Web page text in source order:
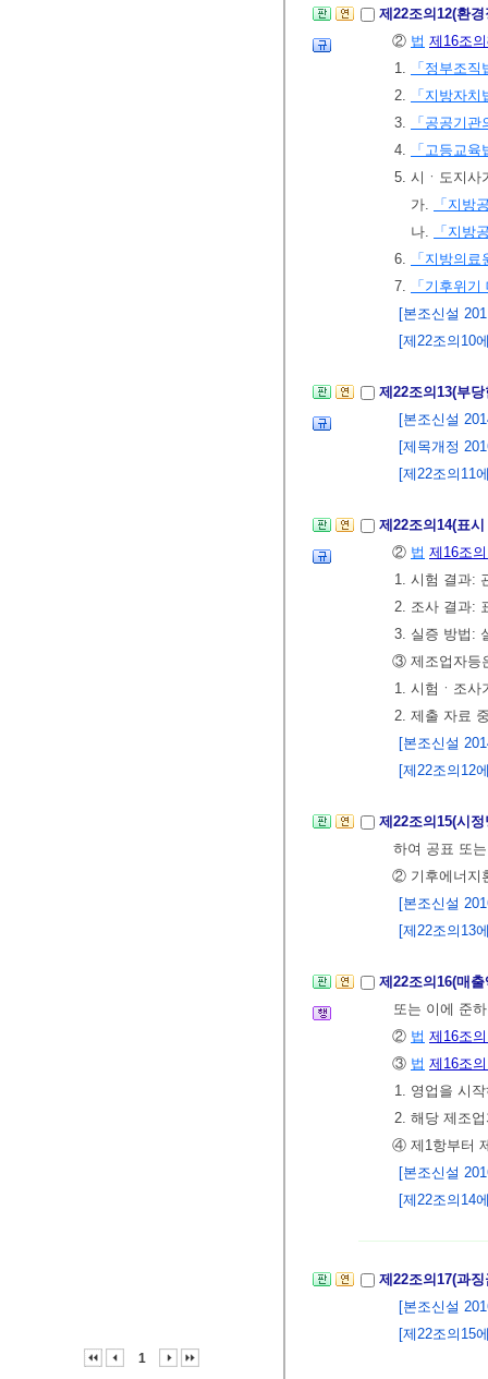
1
제22조의12(환
② 법 제16조
1.
「정부조직
2.
「지방자치
3.
「공공기
4.
「고등교육
5. 시ㆍ도지사
가.
「지방
나.
「지방
6.
「지방의
7.
「기후위
[본조신설
[제22조의10
제22조의13(부
[본조신설
[제목개정
[제22조의11
제22조의14(표
② 법 제16조
1. 시험 결과:
2. 조사 결과:
3. 실증 방법:
③ 제조업자등
1. 시험ㆍ조사
2. 제출 자료
[본조신설
[제22조의12
제22조의15(시
하여 공표 또
② 기후에너지
[본조신설
[제22조의13
제22조의16(매
또는 이에 준
② 법 제16조
③ 법 제16조
1. 영업을 시
2. 해당 제조
④ 제1항부터
[본조신설
[제22조의14
제22조의17(과
[본조신설
[제22조의15